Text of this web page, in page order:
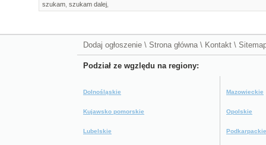
szukam szukam dalej
Dodaj ogłoszenie \ Strona główna\ Kontakt \
Podział ze wgzlędu na regiony:
Dolnośląskie
Kujawsko pomorskie
Lubelskie
Mazowieckie
Opolskie
Podkarpackie